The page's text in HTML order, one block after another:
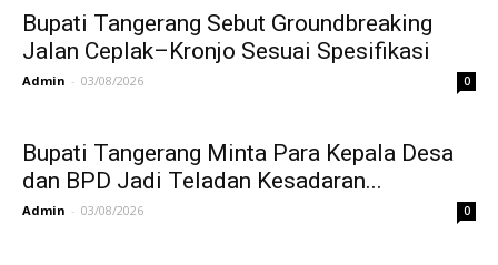
Bupati Tangerang Sebut Groundbreaking
Jalan Ceplak–Kronjo Sesuai Spesifikasi
Admin - 03/08/2026 0
Bupati Tangerang Minta Para Kepala Desa
dan BPD Jadi Teladan Kesadaran...
Admin - 03/08/2026 0